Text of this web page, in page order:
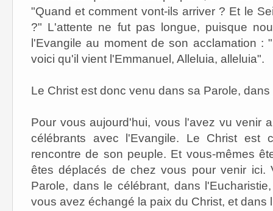
"Quand et comment vont-ils arriver ? Et le
?" L'attente ne fut pas longue, puisque
l'Evangile au moment de son acclamation :
voici qu'il vient l'Emmanuel, Alleluia, alleluia".
Le Christ est donc venu dans sa Parole,
Pour vous aujourd'hui, vous l'avez vu venir
célébrants avec l'Evangile. Le Christ est
rencontre de son peuple. Et vous-mêmes
êtes déplacés de chez vous pour venir ici.
Parole, dans le célébrant, dans
vous avez échangé la paix du Christ, et